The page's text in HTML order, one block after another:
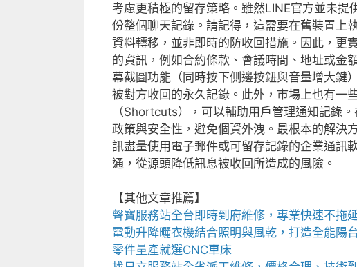
考慮更積極的留存策略。雖然LINE官方並未
份整個聊天記錄。請記得，這需要在舊裝置上
資料轉移，並非即時的防收回措施。因此，更
的資訊，例如合約條款、會議時間、地址或金
幕截圖功能（同時按下側邊按鈕與音量增大鍵
被對方收回的永久記錄。此外，市場上也有一
（Shortcuts），可以輔助用戶管理通知記錄
政策與安全性，避免個資外洩。最根本的解決
訊盡量使用電子郵件或可留存記錄的企業通訊
通，從源頭降低訊息被收回所造成的風險。
【其他文章推薦】
聲寶服務站全台即時到府維修，專業快速不拖延
電動升降曬衣機結合照明與風乾，打造全能陽
零件量產就選CNC車床